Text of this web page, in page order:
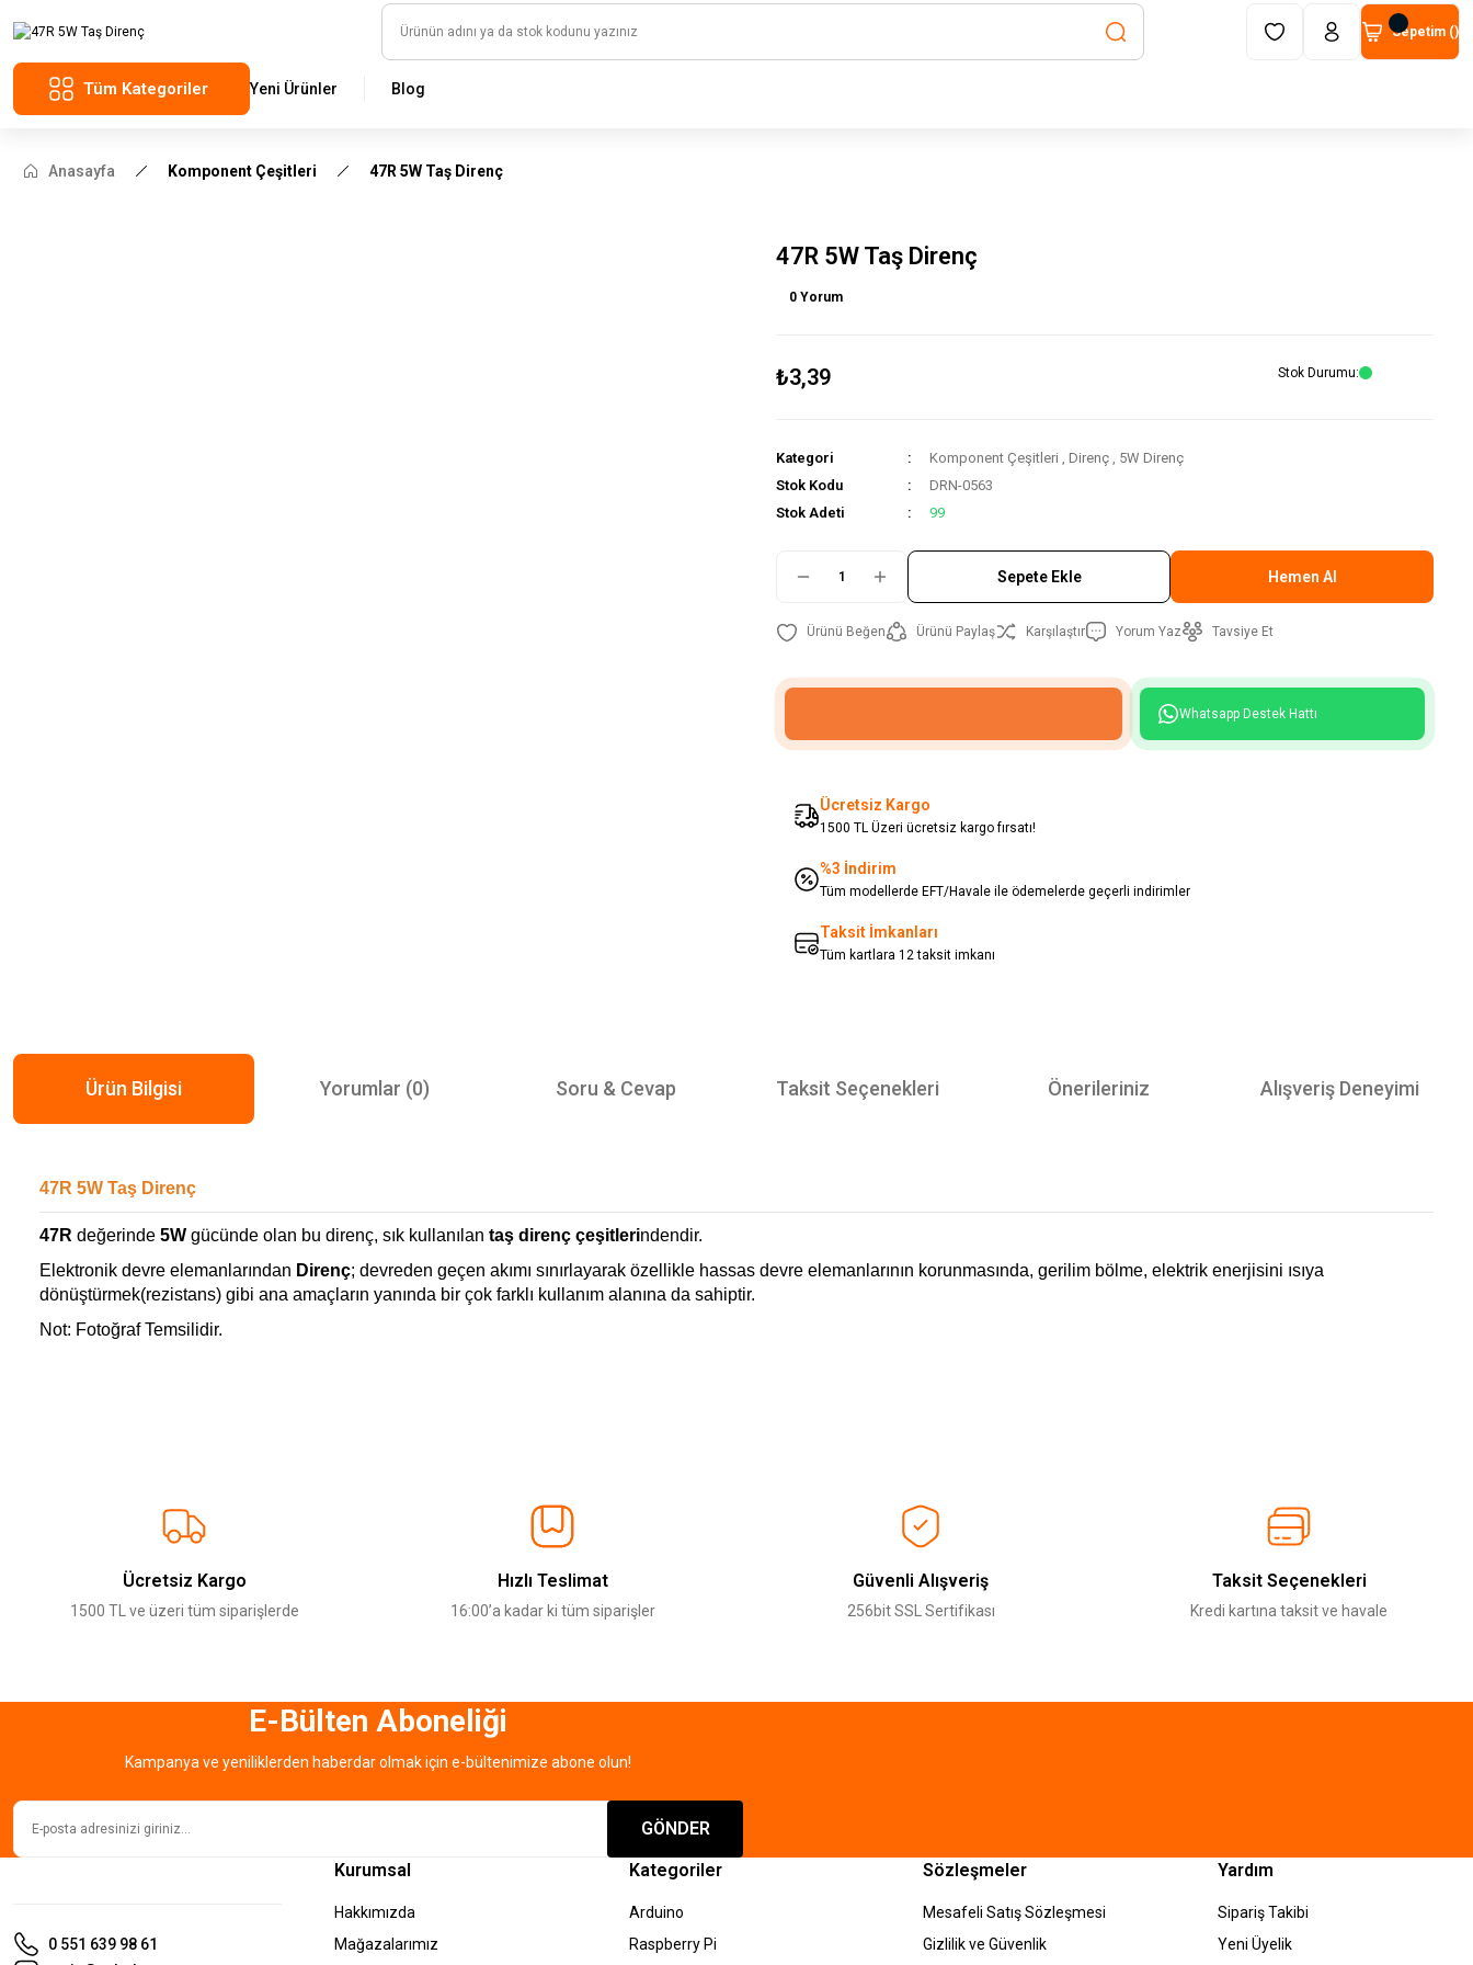
HAYAL ET - TASARLA - ÇALIŞTIR
Sepetim ()
Tüm Kategoriler Yeni Ürünler Blog
Anasayfa Komponent Çeşitleri 47R 5W Taş Direnç
47R 5W Taş Direnç
0 Yorum
₺3,39 Stok Durumu
Kategori Komponent Çeşitleri , Direnç , 5W Direnç
Stok Kodu
DRN-0563
Stok Adeti
99
Sepete Ekle Hemen Al
Ürünü Paylaş Karşılaştır Yorum Yaz Tavsiye Et
Whatsapp Destek Hattı
Ücretsiz Kargo
1500 TL Üzeri ücretsiz kargo fırsatı!
%3 İndirim
Tüm modellerde EFT/Havale ile ödemelerde geçerli indirimler
Taksit İmkanları
Tüm kartlara 12 taksit imkanı
Ürün Bilgisi Yorumlar (0) Soru & Cevap Taksit Seçenekleri Önerileriniz Alışveriş Deneyimi
47R 5W Taş Direnç
47R değerinde 5W gücünde olan bu direnç, sık kullanılan taş direnç çeşitlerindendir.
Elektronik devre elemanlarından Direnç; devreden geçen akımı sınırlayarak özellikle hassas devre elemanlarının korunmasında, gerilim bölme, elektrik enerjisini ısıya
dönüştürmek(rezistans) gibi ana amaçların yanında bir çok farklı kullanım alanına da sahiptir.
Not: Fotoğraf Temsilidir.
Ürün resmi kalitesiz, bozuk veya görüntülenemiyor.
Ürün açıklamasında eksik bilgiler bulunuyor.
Ürün bilgilerinde hatalar bulunuyor.
Ücretsiz Kargo
1500 TL ve üzeri tüm siparişlerde
Hızlı Teslimat
16:00’a kadar ki tüm siparişler
Güvenli Alışveriş
256bit SSL Sertifikası
Taksit Seçenekleri
Kredi kartına taksit ve havale
E-Bülten Aboneliği
Kampanya ve yeniliklerden haberdar olmak için e-bültenimize abone olun!
GÖNDER
0 551 639 98 61
Kurumsal
Hakkımızda
Mağazalarımız
Kategoriler
Arduino
Raspberry Pi
Sözleşmeler
Mesafeli Satış Sözleşmesi
Gizlilik ve Güvenlik
Yardım
Sipariş Takibi
Yeni Üyelik